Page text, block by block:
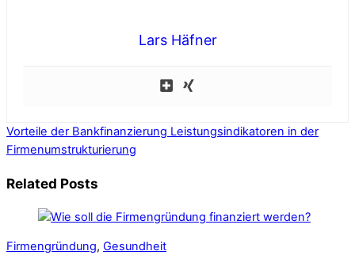
Lars Häfner
Vorteile der Bankfinanzierung Leistungsindikatoren in der
Firmenumstrukturierung
Related Posts
Firmengründung, Gesundheit